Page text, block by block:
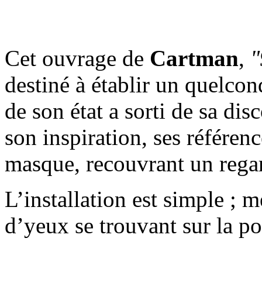
Cet ouvrage de Cartman,
destiné à établir un
de son état a sorti de sa
son inspiration, ses
masque, recouvrant un
L’installation est simple ;
d’yeux se trouvant sur la